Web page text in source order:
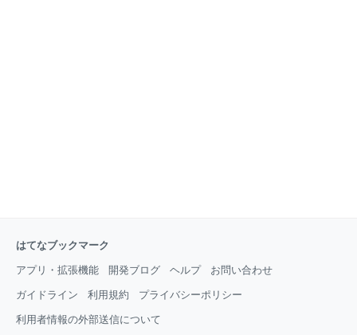
はてなブックマーク
アプリ・拡張機能 開発ブログ ヘルプ お問い合わせ
ガイドライン 利用規約 プライバシーポリシー
利用者情報の外部送信について